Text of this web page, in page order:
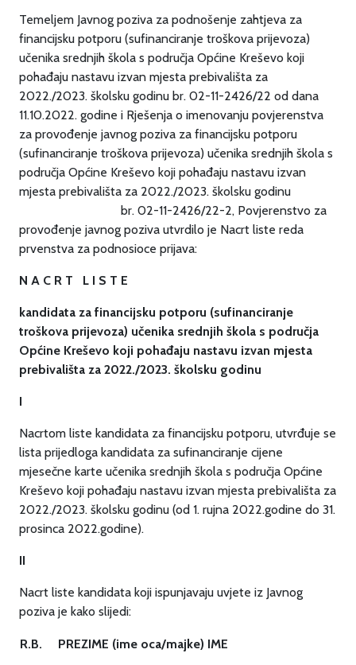
Temeljem Javnog poziva za podnošenje zahtjeva za
financijsku potporu (sufinanciranje troškova prijevoza)
učenika srednjih škola s područja Općine Kreševo koji
pohađaju nastavu izvan mjesta prebivališta za
2022./2023. školsku godinu br. 02-11-2426/22 od dana
11.10.2022. godine i Rješenja o imenovanju povjerenstva
za provođenje javnog poziva za financijsku potporu
(sufinanciranje troškova prijevoza) učenika srednjih škola s
područja Općine Kreševo koji pohađaju nastavu izvan
mjesta prebivališta za 2022./2023. školsku godinu
br. 02-11-2426/22-2, Povjerenstvo za
provođenje javnog poziva utvrdilo je Nacrt liste reda
prvenstva za podnosioce prijava:
N A C R T L I S T E
kandidata za financijsku potporu (sufinanciranje
troškova prijevoza) učenika srednjih škola s područja
Općine Kreševo koji pohađaju nastavu izvan mjesta
prebivališta za 2022./2023. školsku godinu
I
Nacrtom liste kandidata za financijsku potporu, utvrđuje se
lista prijedloga kandidata za sufinanciranje cijene
mjesečne karte učenika srednjih škola s područja Općine
Kreševo koji pohađaju nastavu izvan mjesta prebivališta za
2022./2023. školsku godinu (od 1. rujna 2022.godine do 31.
prosinca 2022.godine).
II
Nacrt liste kandidata koji ispunjavaju uvjete iz Javnog
poziva je kako slijedi:
R.B. PREZIME (ime oca/majke) IME